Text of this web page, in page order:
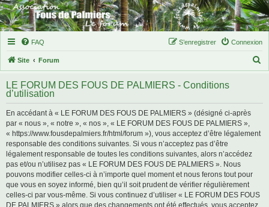
FAQ Connexion
S’enregistrer
Site Forum
h
LE FORUM DES FOUS DE PALMIERS - Conditions
d’utilisation
En accédant à « LE FORUM DES FOUS DE PALMIERS » (désigné ci-après
par « nous », « notre », « nos », « LE FORUM DES FOUS DE PALMIERS »,
« https://www.fousdepalmiers.fr/html/forum »), vous acceptez d’être légalement
responsable des conditions suivantes. Si vous n’acceptez pas d’être
légalement responsable de toutes les conditions suivantes, alors n’accédez
pas et/ou n’utilisez pas « LE FORUM DES FOUS DE PALMIERS ». Nous
pouvons modifier celles-ci à n’importe quel moment et nous ferons tout pour
que vous en soyez informé, bien qu’il soit prudent de vérifier régulièrement
celles-ci par vous-même. Si vous continuez d’utiliser « LE FORUM DES FOUS
DE PALMIERS » alors que des changements ont été effectués, vous acceptez